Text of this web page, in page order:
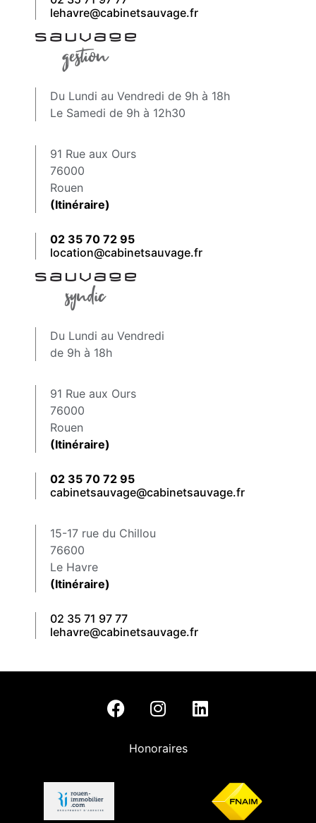
lehavre@cabinetsauvage.fr
Du Lundi au Vendredi de 9h à 18h
Le Samedi de 9h à 12h30
91 Rue aux Ours
76000
Rouen
(Itinéraire)
02 35 70 72 95
location@cabinetsauvage.fr
Du Lundi au Vendredi
de 9h à 18h
91 Rue aux Ours
76000
Rouen
(Itinéraire)
02 35 70 72 95
cabinetsauvage@cabinetsauvage.fr
15-17 rue du Chillou
76600
Le Havre
(Itinéraire)
02 35 71 97 77
lehavre@cabinetsauvage.fr
Honoraires